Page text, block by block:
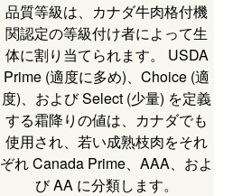
品質等級は、カナダ牛肉格付機
関認定の等級付け者によって生
体に割り当てられます。 USDA
Prime (適度に多め)、Choice (適
度)、および Select (少量) を定義
する霜降りの値は、カナダでも
使用され、若い成熟枝肉をそれ
ぞれ Canada Prime、AAA、およ
び AA に分類します。